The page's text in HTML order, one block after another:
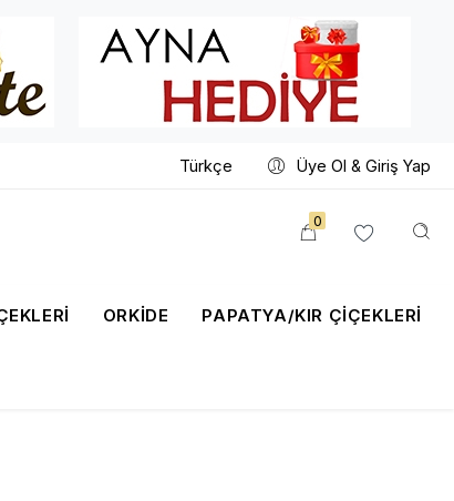
Türkçe Üye Ol & Giriş Yap
0
ORKIDE PAPATYA/KIR ÇIÇEKLERI